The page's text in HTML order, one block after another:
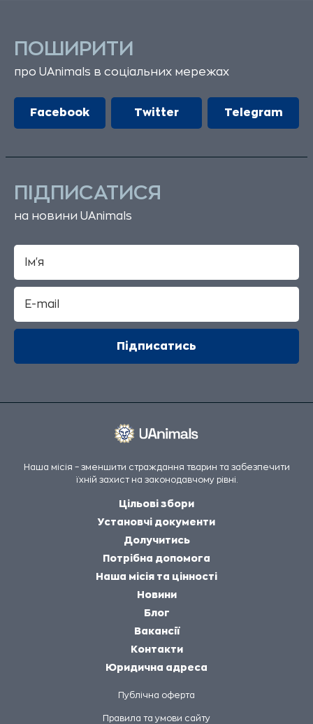
ПОШИРИТИ
про UAnimals в соціальних мережах
Facebook Twitter Telegram
ПІДПИСАТИСЯ
на новини UAnimals
Наша місія – зменшити страждання тварин та забезпечити
їхній захист на законодавчому рівні.
Цільові збори
Установчі документи
Долучитись
Потрібна допомога
Наша місія та цінності
Новини
Блог
Вакансії
Контакти
Юридична адреса
Публічна оферта
Правила та умови сайту